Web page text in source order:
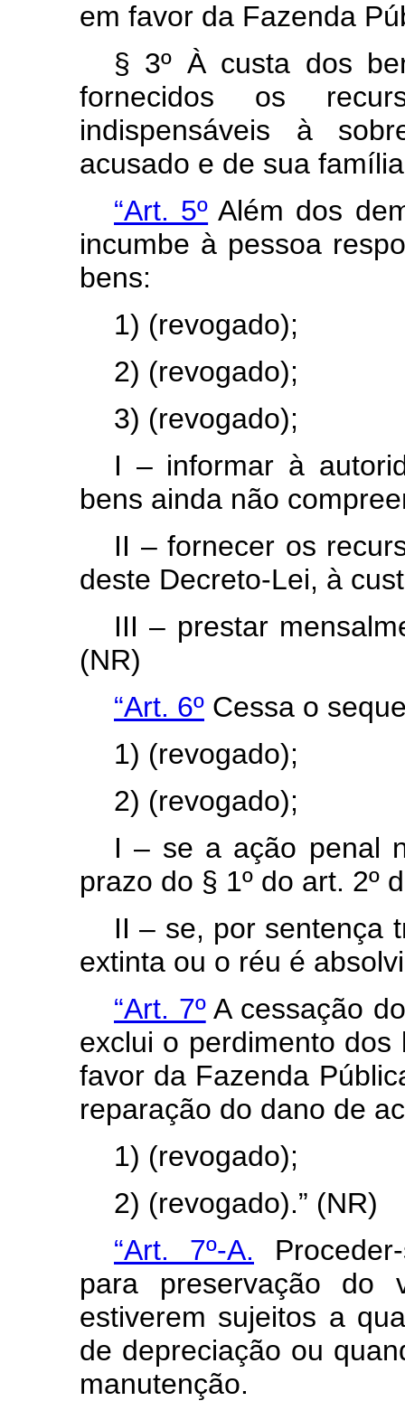
em favor da Fazenda
§ 3º À custa dos
fornecidos os
indispensáveis à
acusado e de sua
“Art. 5º Além dos
incumbe à pessoa
bens:
1) (revogado);
2) (revogado);
3) (revogado);
I – informar à
bens ainda não
II – fornecer os
deste Decreto-Lei, à
III – prestar
(NR)
“Art. 6º Cessa o
1) (revogado);
2) (revogado);
I – se a ação penal
prazo do § 1º do art. 2º
II – se, por sentença
extinta ou o réu é
“Art. 7ºA cessação
exclui o perdimento
favor da Fazenda
reparação do dano de
1) (revogado);
2) (revogado).” (NR)
“Art. 7º-A.
para preservação do
estiverem sujeitos a
de depreciação ou
manutenção.